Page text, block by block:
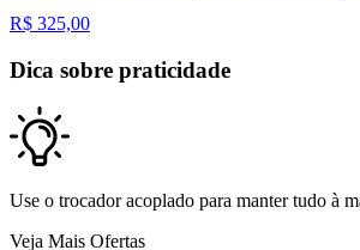
R$ 325,00
Dica sobre praticidade
Use o trocador acoplado para manter tudo à
Veja Mais Ofertas